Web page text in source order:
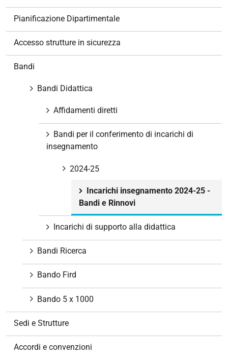
Pianificazione Dipartimentale
Accesso strutture in sicurezza
Bandi
Bandi Didattica
Affidamenti diretti
Bandi per il conferimento di incarichi di
insegnamento
2024-25
Incarichi insegnamento 2024-25 -
Bandi e Rinnovi
Incarichi di supporto alla didattica
Bandi Ricerca
Bando Fird
Bando 5 x 1000
Sedi e Strutture
Accordi e convenzioni